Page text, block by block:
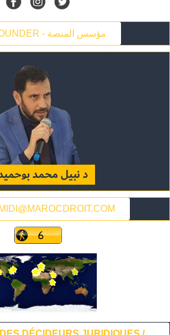
THE FOUNDER - مؤسس المنصة